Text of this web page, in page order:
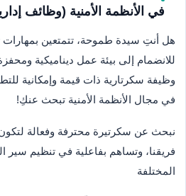
في الأنظمة الأمنية (وظائف
هل أنتِ سيدة طموحة، تتمتعين بمهارات
للانضمام إلى بيئة عمل ديناميكية
وظيفة سكرتارية ذات قيمة وإمكانية
في مجال الأنظمة الأمنية تبحث عنكِ!
نبحث عن سكرتيرة محترفة وفعالة لتكون
فريقنا، وتساهم بفاعلية في تنظيم سير
المختلفة